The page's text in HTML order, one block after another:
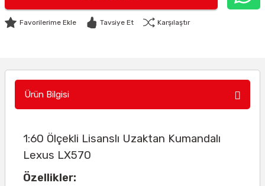
Tavsiye Et Karşılaştır
Ürün Bilgisi
1:60 Ölçekli Lisanslı Uzaktan Kumandalı
Lexus LX570
Özellikler: